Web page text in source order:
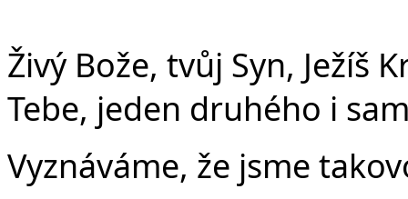
Živý Bože, tvůj Syn, Ježíš
Tebe, jeden druhého i
Vyznáváme, že jsme